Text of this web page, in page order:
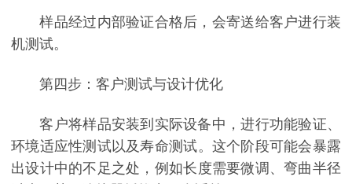
样品经过内部验证合格后，会寄送给客户进行装
机测试。
第四步：客户测试与设计优化
客户将样品安装到实际设备中，进行功能验证、
环境适应性测试以及寿命测试。这个阶段可能会暴露
出设计中的不足之处，例如长度需要微调、弯曲半径